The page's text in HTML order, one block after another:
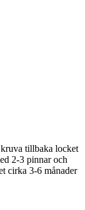
tillbaka locket
2-3 pinnar och
cirka 3-6 månader